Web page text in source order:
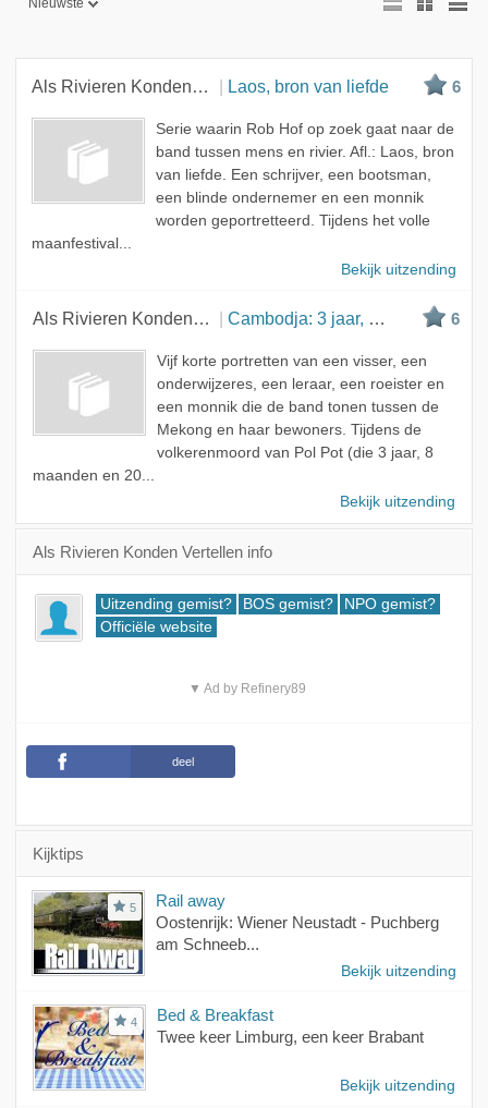
Nieuwste
Als Rivieren Konden Vertellen Laos, bron van liefde 6
Serie waarin Rob Hof op zoek gaat naar de
band tussen mens en rivier. Afl.: Laos, bron
van liefde. Een schrijver, een bootsman,
een blinde ondernemer en een monnik
worden geportretteerd. Tijdens het volle
maanfestival...
Bekijk uitzending
Als Rivieren Konden Vertellen Cambodja: 3 jaar, 8 maanden en 20 dagen 6
Vijf korte portretten van een visser, een
onderwijzeres, een leraar, een roeister en
een monnik die de band tonen tussen de
Mekong en haar bewoners. Tijdens de
volkerenmoord van Pol Pot (die 3 jaar, 8
maanden en 20...
Bekijk uitzending
Als Rivieren Konden Vertellen info
Uitzending gemist? BOS gemist?
NPO gemist?
Officiële website
▼ Ad by Refinery89
deel
Kijktips
5
Rail away
Oostenrijk: Wiener Neustadt - Puchberg
am Schneeb...
Bekijk uitzending
4
Bed & Breakfast
Twee keer Limburg, een keer Brabant
Bekijk uitzending